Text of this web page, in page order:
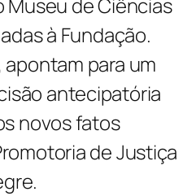
à Fundação.
para um
antecipatória
novos fatos
de Justiça